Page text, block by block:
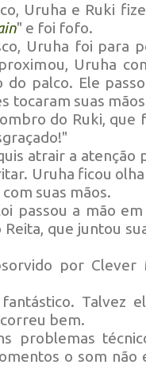
Uruha e Ruki
" e foi fofo.
Uruha foi para
Uruha
palco. Ele
tocaram suas
do Ruki, que
atrair a atenção
Uruha ficou
suas mãos.
passou a mão
que juntou
por Clever
Talvez
bem.
problemas
o som não